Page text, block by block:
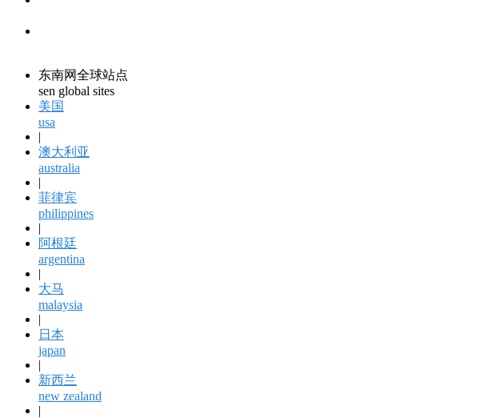
东南网全球站点
sen global sites
美国
usa
|
澳大利亚
australia
|
菲律宾
philippines
|
阿根廷
argentina
|
大马
malaysia
|
日本
japan
|
新西兰
new zealand
|